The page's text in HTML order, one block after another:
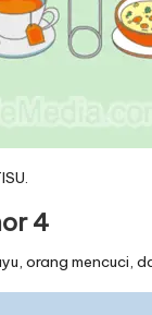
4
orang mencuci,